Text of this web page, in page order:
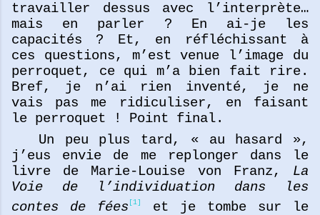
travailler dessus avec l’interprète…
mais en parler ? En ai-je les
capacités ? Et, en réfléchissant à
ces questions, m’est venue l’image du
perroquet, ce qui m’a bien fait rire.
Bref, je n’ai rien inventé, je ne
vais pas me ridiculiser, en faisant
le perroquet ! Point final.
Un peu plus tard, « au hasard »,
j’eus envie de me replonger dans le
livre de Marie-Louise von Franz, La
Voie de l’individuation dans les
contes de fées [1] et je tombe sur le